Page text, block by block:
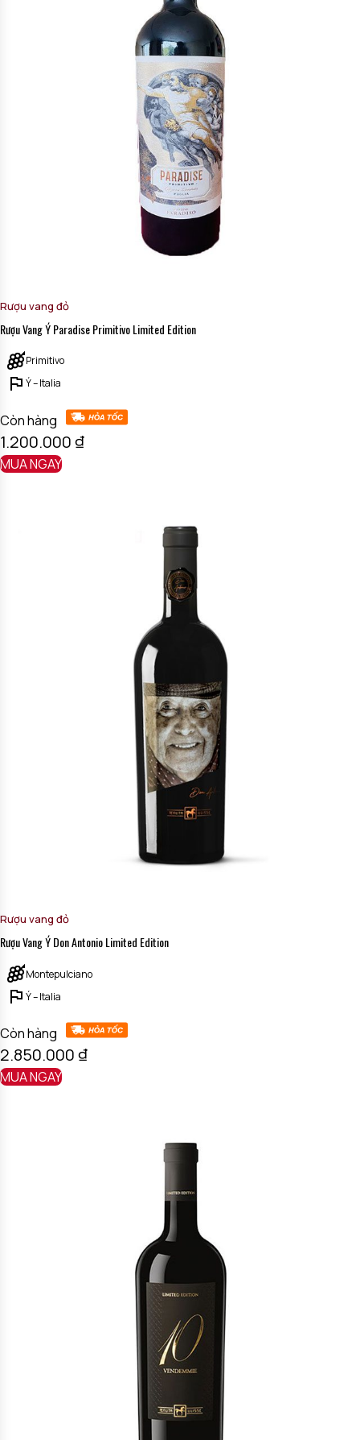
Rượu vang đỏ
Rượu Vang Ý Paradise Primitivo Limited Edition
Primitivo
Ý – Italia
Còn hàng
1.200.000₫
MUA NGAY
Rượu vang đỏ
Rượu Vang Ý Don Antonio Limited Edition
Montepulciano
Ý – Italia
Còn hàng
2.850.000₫
MUA NGAY